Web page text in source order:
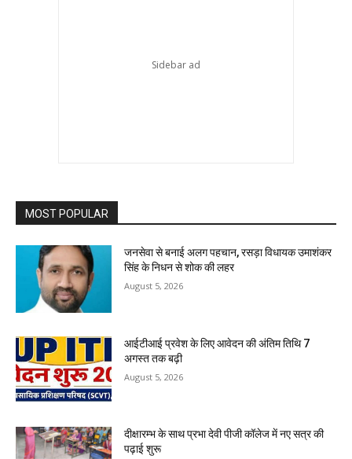
MOST POPULAR
जनसेवा से बनाई अलग पहचान, रसड़ा विधायक उमाशंकर
सिंह के निधन से शोक की लहर
August 5, 2026
आईटीआई प्रवेश के लिए आवेदन की अंतिम तिथि 7
अगस्त तक बढ़ी
August 5, 2026
दीक्षारम्भ के साथ प्रभा देवी पीजी कॉलेज में नए सत्र की
पढ़ाई शुरू